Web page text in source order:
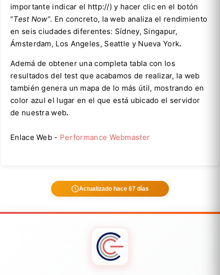
importante indicar el http://) y hacer clic en el botón
“Test Now“. En concreto, la web analiza el rendimiento
en seis ciudades diferentes: Sídney, Singapur,
Ámsterdam, Los Angeles, Seattle y Nueva York.
Ademá de obtener una completa tabla con los
resultados del test que acabamos de realizar, la web
también genera un mapa de lo más útil, mostrando en
color azul el lugar en el que está ubicado el servidor
de nuestra web.
Enlace Web - Performance Webmaster
Actualizado hace 67 días